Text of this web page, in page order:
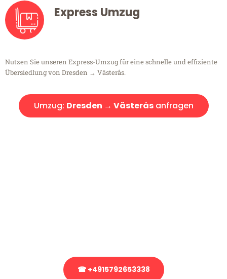
Express Umzug
Nutzen Sie unseren Express-Umzug für eine schnelle und effiziente
Übersiedlung von Dresden → Västerås.
Umzug: Dresden → Västeråsanfragen
☎ +4915792653338